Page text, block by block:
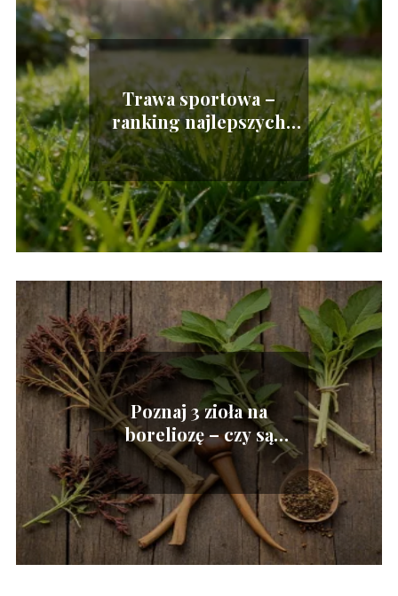
Trawa sportowa –
ranking najlepszych
mieszanek na trawnik
Poznaj 3 zioła na
boreliozę – czy są
skuteczne?